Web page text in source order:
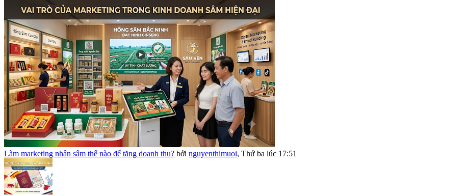
Làm marketing nhân sâm thế nào để tăng doanh thu? bởi nguyenthimuoi, Thứ ba lúc 17:51